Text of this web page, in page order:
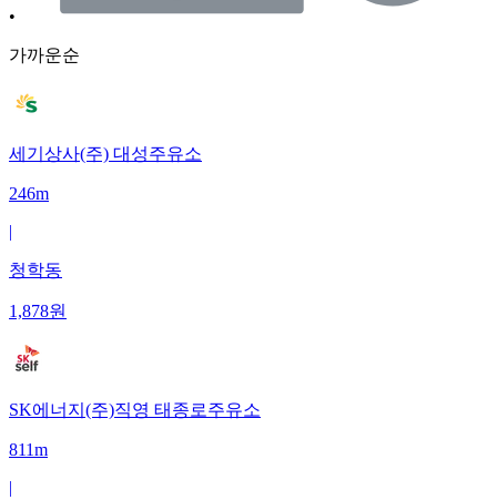
•
가까운순
세기상사(주) 대성주유소
246m
|
청학동
1,878원
SK에너지(주)직영 태종로주유소
811m
|